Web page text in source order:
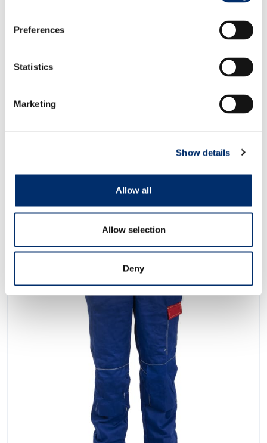
Preferences
Statistics
Marketing
Show details
Allow all
Allow selection
Deny
EN 11611
Fire Fox